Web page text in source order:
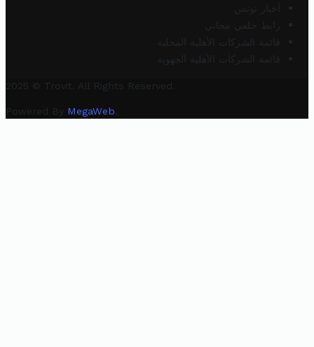
أخبار تونس
رابط خلفي مجاني
قائمة الشركات الأهلية المحلية
قائمة الشركات الأهلية الجهوية
2025 © Trovit. All Rights Reserved.
Powered By MegaWeb